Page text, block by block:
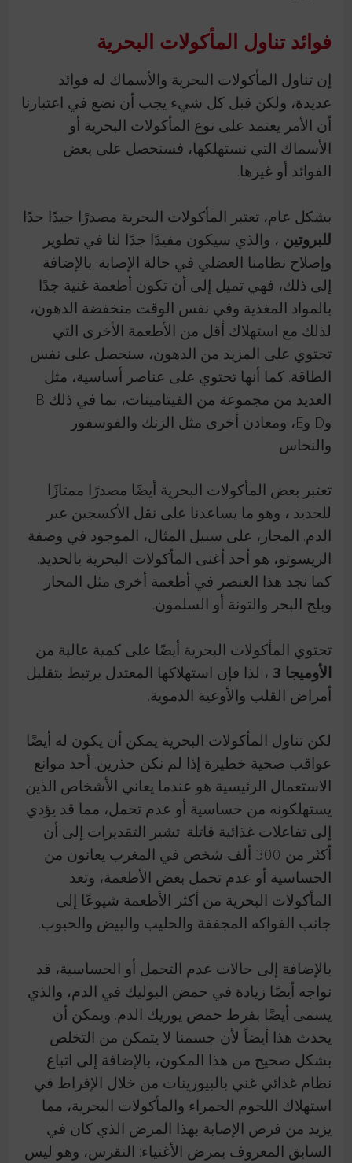
فوائد تناول المأكولات البحرية
إن تناول المأكولات البحرية والأسماك له فوائد
عديدة، ولكن قبل كل شيء يجب أن نضع في اعتبارنا
أن الأمر يعتمد على نوع المأكولات البحرية أو
الأسماك التي نستهلكها، فسنحصل على بعض
الفوائد أو غيرها.
بشكل عام، تعتبر المأكولات البحرية مصدرًا جيدًا جدًا
للبروتين ، والذي سيكون مفيدًا جدًا لنا في تطوير
وإصلاح نظامنا العضلي في حالة الإصابة. بالإضافة
إلى ذلك، فهي تميل إلى أن تكون أطعمة غنية جدًا
بالمواد المغذية وفي نفس الوقت منخفضة الدهون،
لذلك مع استهلاك أقل من الأطعمة الأخرى التي
تحتوي على المزيد من الدهون، سنحصل على نفس
الطاقة. كما أنها تحتوي على عناصر أساسية، مثل
العديد من مجموعة من الفيتامينات، بما في ذلك B
وD وE، ومعادن أخرى مثل الزنك والفوسفور
والنحاس
تعتبر بعض المأكولات البحرية أيضًا مصدرًا ممتازًا
للحديد، وهو ما يساعدنا على نقل الأكسجين عبر
الدم. المحار، على سبيل المثال، الموجود في وصفة
الريسوتو، هو أحد أغنى المأكولات البحرية بالحديد.
كما نجد هذا العنصر في أطعمة أخرى مثل المحار
وبلح البحر والتونة أو السلمون.
تحتوي المأكولات البحرية أيضًا على كمية عالية من
الأوميجا 3
، لذا فإن استهلاكها المعتدل يرتبط بتقليل
أمراض القلب والأوعية الدموية.
لكن تناول المأكولات البحرية يمكن أن يكون له أيضًا
عواقب صحية خطيرة إذا لم نكن حذرين. أحد موانع
الاستعمال الرئيسية هو عندما يعاني الأشخاص الذين
يستهلكونه من حساسية أو عدم تحمل، مما قد يؤدي
إلى تفاعلات غذائية قاتلة.تشير التقديرات إلى أن
أكثر من 300 ألف
شخص في المغرب يعانون من
الحساسية أو عدم تحمل بعض الأطعمة، وتعد
المأكولات البحرية من أكثر الأطعمة شيوعًا إلى
جانب الفواكه المجففة والحليب والبيض والحبوب.
بالإضافة إلى حالات عدم التحمل أو الحساسية، قد
نواجه أيضًا زيادة في حمض البوليك في الدم، والذي
يسمى أيضًا بفرط حمض يوريك الدم. ويمكن أن
يحدث هذا أيضاً لأن جسمنا لا يتمكن من التخلص
بشكل صحيح من هذا المكون، بالإضافة إلى اتباع
نظام غذائي غني بالبيورينات من خلال الإفراط في
استهلاك اللحوم الحمراء والمأكولات البحرية، مما
يزيد من فرص الإصابة بهذا المرض الذي كان في
السابق المعروف بمرض الأغنياء: النقرس، وهو ليس